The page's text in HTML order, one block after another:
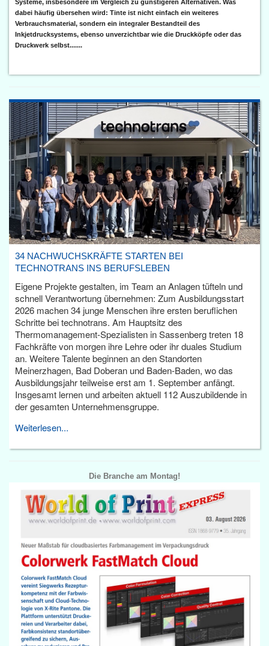
Systeme, insbesondere im Vergleich zu günstigeren Alternativen. Was
dabei häufig übersehen wird: Tinte ist nicht einfach ein weiteres
Verbrauchsmaterial, sondern ein integraler Bestandteil des
Inkjetdrucksystems, ebenso unverzichtbar wie die Druckköpfe oder das
Druckwerk selbst.......
34 NACHWUCHSKRÄFTE STARTEN BEI
TECHNOTRANS INS BERUFSLEBEN
Eigene Projekte gestalten, im Team an Anlagen tüfteln und
schnell Verantwortung übernehmen: Zum Ausbildungsstart
2026 machen 34 junge Menschen ihre ersten beruflichen
Schritte bei technotrans. Am Hauptsitz des
Thermomanagement-Spezialisten in Sassenberg treten 18
Fachkräfte von morgen ihre Lehre oder ihr duales Studium
an. Weitere Talente beginnen an den Standorten
Meinerzhagen, Bad Doberan und Baden-Baden, wo das
Ausbildungsjahr teilweise erst am 1. September anfängt.
Insgesamt lernen und arbeiten aktuell 112 Auszubildende in
der gesamten Unternehmensgruppe.
Weiterlesen...
Die Branche am Montag!